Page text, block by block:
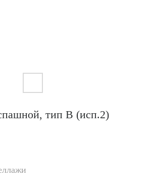
тип B (исп.2)